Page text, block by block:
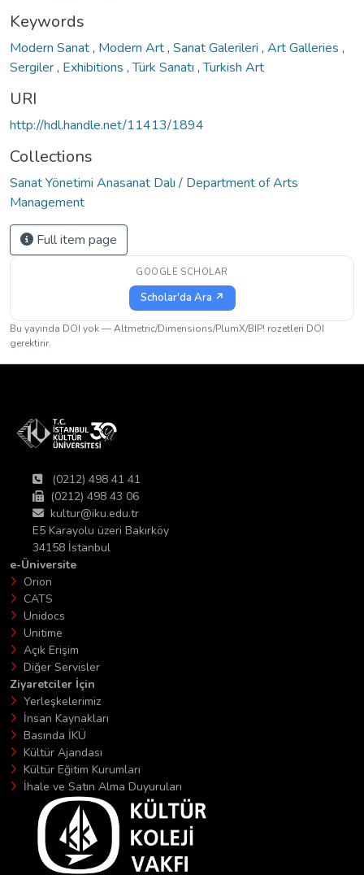
Keywords
Modern Sanat, Modern Art, Sanat Galerileri , Art Galleries ,
Sergiler, Exhibitions ,Türk Sanatı ,Turkish Art
URI
http://hdl.handle.net/11413/1894
Collections
Sanat Yönetimi Anasanat Dalı / Department of Arts
Management
Full item page
GOOGLE SCHOLAR
Scholar'da Ara ↗
Bu yayında DOI yok — Altmetric/Dimensions/PlumX/BIP! rozetleri DOI
gerektirir.
(0212) 498 41 41
(0212) 498 43 06
kultur@iku.edu.tr
E5 Karayolu üzeri Bakırköy
34158 İstanbul
e-Üniversite
Orion
CATS
Unidocs
Unitime
Açık Erişim
Diğer Servisler
Ziyaretciler İçin
Yerleşkelerimiz
İnsan Kaynakları
Basında İKÜ
Kültür Ajandası
Kültür Eğitim Kurumları
İhale ve Satın Alma Duyuruları